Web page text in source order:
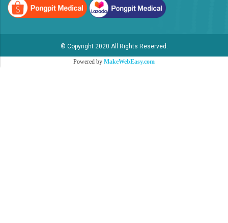
© Copyright 2020 All Rights Reserved.
Powered by MakeWebEasy.com